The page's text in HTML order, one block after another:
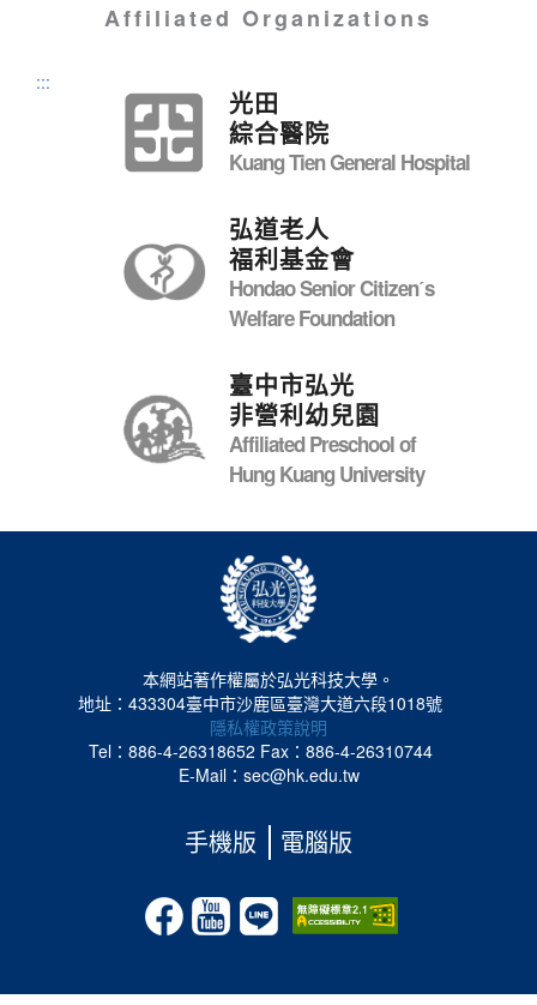
Affiliated Organizations
:::
光田
綜合醫院
Kuang Tien General Hospital
弘道老人
福利基金會
Hondao Senior Citizenˊs
Welfare Foundation
臺中市弘光
非營利幼兒園
Affiliated Preschool of
Hung Kuang University
本網站著作權屬於弘光科技大學。
地址：433304臺中市沙鹿區臺灣大道六段1018號
隱私權政策說明
Tel：886-4-26318652 Fax：886-4-26310744
E-Mail：sec@hk.edu.tw
手機版 電腦版